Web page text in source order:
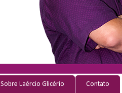
Sobre Laércio Glicério Contato